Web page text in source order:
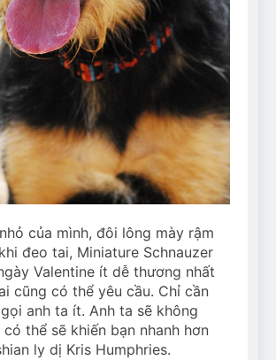
của mình, đôi lông mày rậm
đeo tai, Miniature Schnauzer
Valentine ít dễ thương nhất
cũng có thể yêu cầu. Chỉ cần
anh ta ít. Anh ta sẽ không
thể sẽ khiến bạn nhanh hơn
ly dị Kris Humphries.